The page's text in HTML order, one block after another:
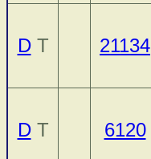
DT 21134
DT 6120